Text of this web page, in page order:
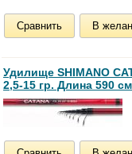
Сравнить В
Удилище SHIMANO
2,5-15 гр. Длина 590